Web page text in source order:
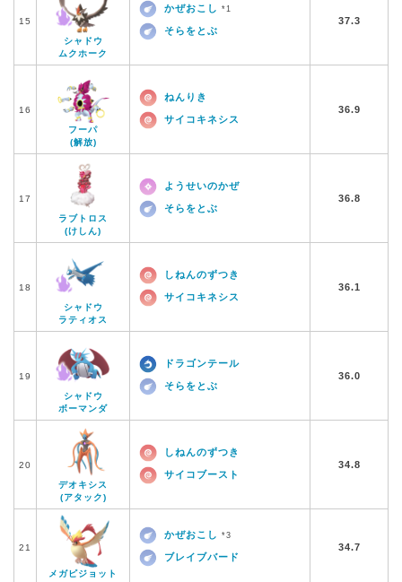
15
シャドウ
ムクホーク
かぜおこし *1
そらをとぶ
37.3
16
フーパ
(解放)
ねんりき
サイコキネシス
36.9
17
ラブトロス
(けしん)
ようせいのかぜ
そらをとぶ
36.8
18
シャドウ
ラティオス
しねんのずつき
サイコキネシス
36.1
19
シャドウ
ボーマンダ
ドラゴンテール
そらをとぶ
36.0
20
デオキシス
(アタック)
しねんのずつき
サイコブースト
34.8
21
メガピジョット
かぜおこし *3
ブレイブバード
34.7